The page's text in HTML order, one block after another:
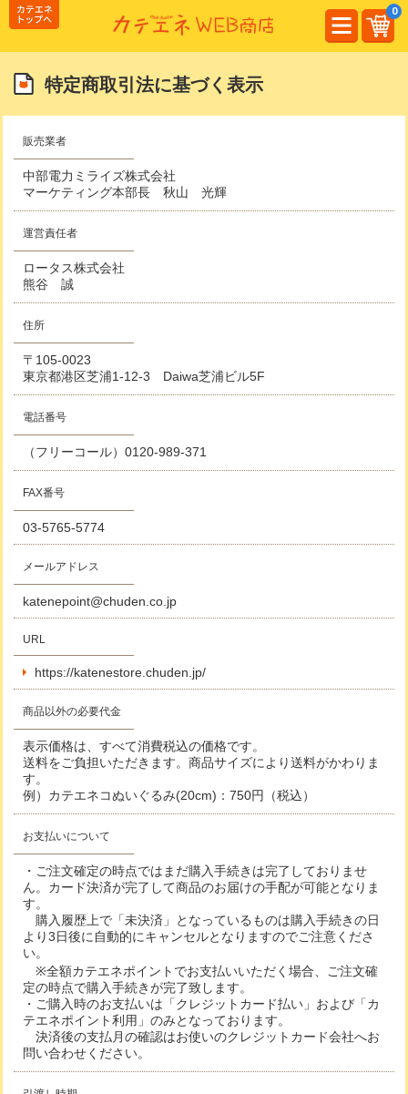
カ
0
特定商取引法に基づく表示
販売業者
中部電力ミライズ株式会社
マーケティング本部長 秋山 光輝
運営責任者
ロータス株式会社
熊谷 誠
住所
〒105-0023
東京都港区芝浦1-12-3 Daiwa芝浦ビル5F
電話番号
（フリーコール） 0120-989-371
FAX番号
03-5765-5774
メールアドレス
katenepoint@chuden.co.jp
URL
https://katenestore.chuden.jp/
商品以外の必要代金
表示価格は、すべて消費税込の価格です。
送料をご負担いただきます。商品サイズにより送料がかわりま
す。
例）カテエネコぬいぐるみ(20cm)：750円（税込）
お支払いについて
・ご注文確定の時点ではまだ購入手続きは完了しておりませ
ん。カード決済が完了して商品のお届けの手配が可能となりま
す。
購入履歴上で「未決済」となっているものは購入手続きの日
より3日後に自動的にキャンセルとなりますのでご注意くださ
い。
※全額カテエネポイントでお支払いいただく場合、ご注文確
定の時点で購入手続きが完了致します。
・ご購入時のお支払いは「クレジットカード払い」および「カ
テエネポイント利用」のみとなっております。
決済後の支払月の確認はお使いのクレジットカード会社へお
問い合わせください。